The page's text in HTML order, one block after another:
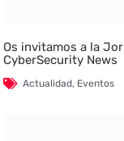
Os invitamos a la
CyberSecurity News
Actualidad, Eventos